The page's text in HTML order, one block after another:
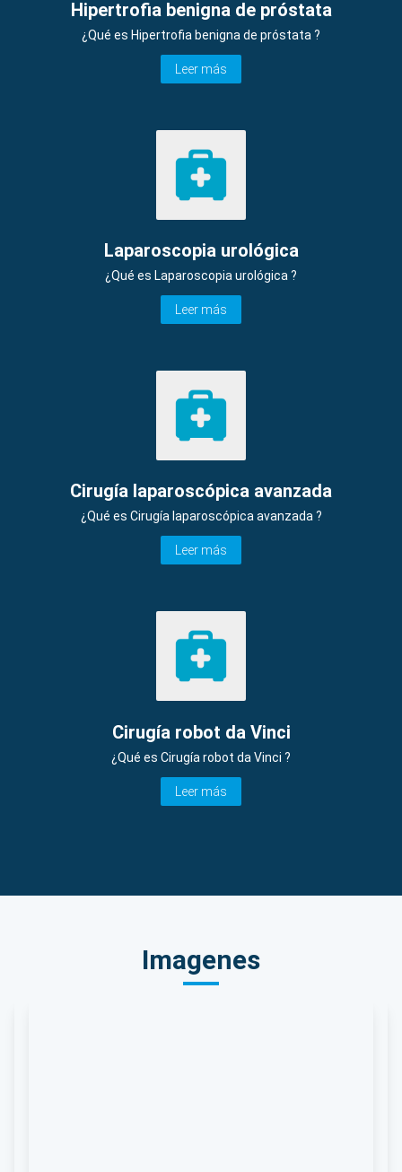
Hipertrofia benigna de próstata
¿Qué es Hipertrofia benigna de próstata ?
Leer más
Laparoscopia urológica
¿Qué es Laparoscopia urológica ?
Leer más
Cirugía laparoscópica avanzada
¿Qué es Cirugía laparoscópica avanzada ?
Leer más
Cirugía robot da Vinci
¿Qué es Cirugía robot da Vinci ?
Leer más
Imagenes